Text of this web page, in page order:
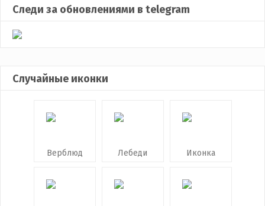
Следи за обновлениями в telegram
Случайные иконки